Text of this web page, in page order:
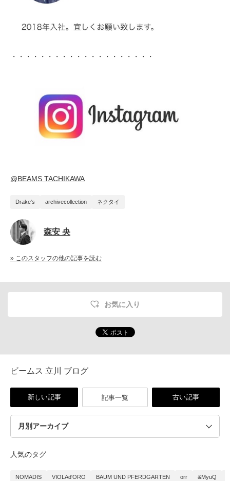
・・・・・・・・・・・・・・・・・・・・
@BEAMS TACHIKAWA
Drake's archivecollection ネクタイ
森安 央
» このスタッフの他の記事を読む
お気に入り
ビームス 立川 ブログ
新しい記事 記事一覧 古い記事
人気のタグ
NOMADIS VIOLAd'ORO BAUM UND PFERDGARTEN orr &MyuQ